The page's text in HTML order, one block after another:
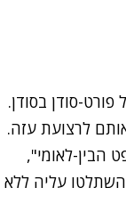
סודן בסודן.
לרצועת עזה.
הבין-לאומי",
עליה ללא